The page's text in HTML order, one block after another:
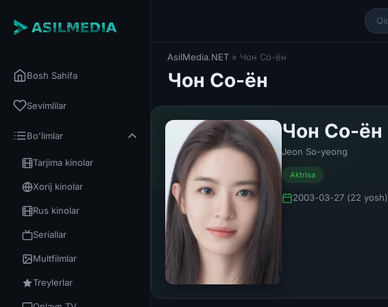
Bosh Sahifa
Sevimlilar
Bo'limlar
Tarjima kinolar
Xorij kinolar
Rus kinolar
Seriallar
Multfilmlar
Treylerlar
AsilMedia.NET » Чон Со-ён
Чон Со-ён
Чон Со-ён
Jeon So-yeong
Aktrisa
2003-03-27 (22 yosh)